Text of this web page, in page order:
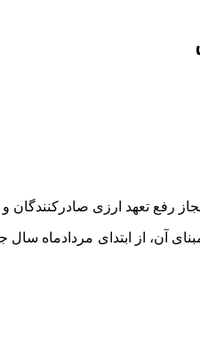
صادرکنندگان و بازگشت ارز حاصل
آن، از ابتدای مردادماه سال